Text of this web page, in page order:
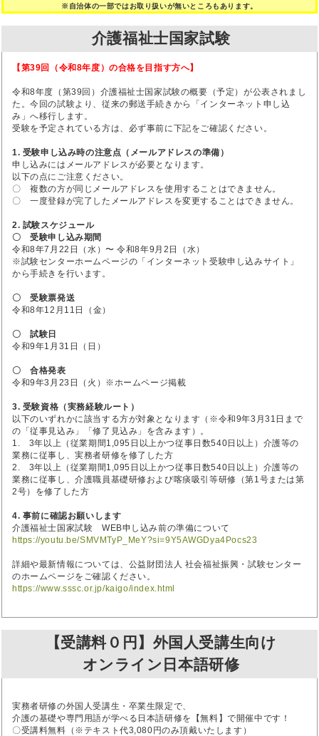
※自治体の一部ではお取り扱いが無いところもあります。
介護福祉士国家試験
【第39回（令和8年度）の合格を目指す方へ】
令和8年度（第39回）介護福祉士国家試験の概要（予定）が公表されまし
た。今回の試験より、従来の郵送手続きから「インターネット申し込
み」へ移行します。
受験を予定されている方は、必ず事前に下記をご確認ください。
1. 受験申し込み時の注意点（メールアドレスの準備）
申し込みにはメールアドレスが必要となります。
以下の点にご注意ください。
〇 複数の方が同じメールアドレスを使用することはできません。
〇 一度登録が完了したメールアドレスを変更することはできません。
2. 試験スケジュール
〇 受験申し込み期間
令和8年7月22日（水）〜 令和8年9月2日（水）
※試験センターホームページの「インターネット受験申し込みサイト」
から手続きを行います。
〇 受験票発送
令和8年12月11日（金）
〇 試験日
令和9年1月31日（日）
〇 合格発表
令和9年3月23日（火）※ホームページ掲載
3. 受験資格（実務経験ルート）
以下のいずれかに該当する方が対象となります（※令和9年3月31日まで
の「従事見込み」「修了見込み」を含みます）。
1. 3年以上（従業期間1,095日以上かつ従事日数540日以上）介護等の
業務に従事し、実務者研修を修了した方
2. 3年以上（従業期間1,095日以上かつ従事日数540日以上）介護等の
業務に従事し、介護職員基礎研修および喀痰吸引等研修（第1号または第
2号）を修了した方
4. 事前に確認お願いします
介護福祉士国家試験 WEB申し込み前の準備について
https://youtu.be/SMVMTyP_MeY?si=9Y5AWGDya4Pocs23
詳細や最新情報については、公益財団法人 社会福祉振興・試験センター
のホームページをご確認ください。
https://www.sssc.or.jp/kaigo/index.html
【受講料０円】外国人受講生向け
オンライン日本語研修
実務者研修の外国人受講生・卒業生限定で、
介護の基礎や専門用語が学べる日本語研修を【無料】で開催中です！
〇受講料無料（※テキスト代3,080円のみ頂戴いたします）